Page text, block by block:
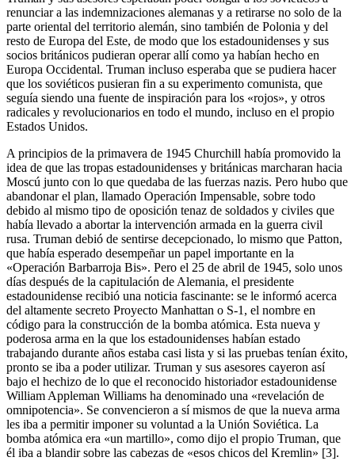
renunciar a las indemnizaciones alemanas y a retirarse no solo de la
parte oriental del territorio alemán, sino también de Polonia y del
resto de Europa del Este, de modo que los estadounidenses y sus
socios británicos pudieran operar allí como ya habían hecho en
Europa Occidental. Truman incluso esperaba que se pudiera hacer
que los soviéticos pusieran fin a su experimento comunista, que
seguía siendo una fuente de inspiración para los «rojos», y otros
radicales y revolucionarios en todo el mundo, incluso en el propio
Estados Unidos.
A principios de la primavera de 1945 Churchill había promovido la
idea de que las tropas estadounidenses y británicas marcharan hacia
Moscú junto con lo que quedaba de las fuerzas nazis. Pero hubo que
abandonar el plan, llamado Operación Impensable, sobre todo
debido al mismo tipo de oposición tenaz de soldados y civiles que
había llevado a abortar la intervención armada en la guerra civil
rusa. Truman debió de sentirse decepcionado, lo mismo que Patton,
que había esperado desempeñar un papel importante en la
«Operación Barbarroja Bis». Pero el 25 de abril de 1945, solo unos
días después de la capitulación de Alemania, el presidente
estadounidense recibió una noticia fascinante: se le informó acerca
del altamente secreto Proyecto Manhattan o S-1, el nombre en
código para la construcción de la bomba atómica. Esta nueva y
poderosa arma en la que los estadounidenses habían estado
trabajando durante años estaba casi lista y si las pruebas tenían éxito,
pronto se iba a poder utilizar. Truman y sus asesores cayeron así
bajo el hechizo de lo que el reconocido historiador estadounidense
William Appleman Williams ha denominado una «revelación de
omnipotencia». Se convencieron a sí mismos de que la nueva arma
les iba a permitir imponer su voluntad a la Unión Soviética. La
bomba atómica era «un martillo», como dijo el propio Truman, que
él iba a blandir sobre las cabezas de «esos chicos del Kremlin» [3].